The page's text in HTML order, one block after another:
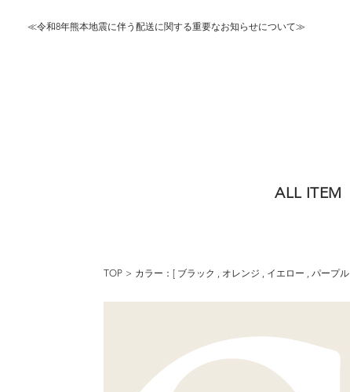
≪令和8年熊本地震に伴う配送に関する重要なお知らせについて≫
ALL ITEM
TOP カラー：[ ブラック , オレンジ , イエロー , パープル